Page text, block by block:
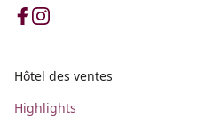
Hôtel des ventes
Highlights